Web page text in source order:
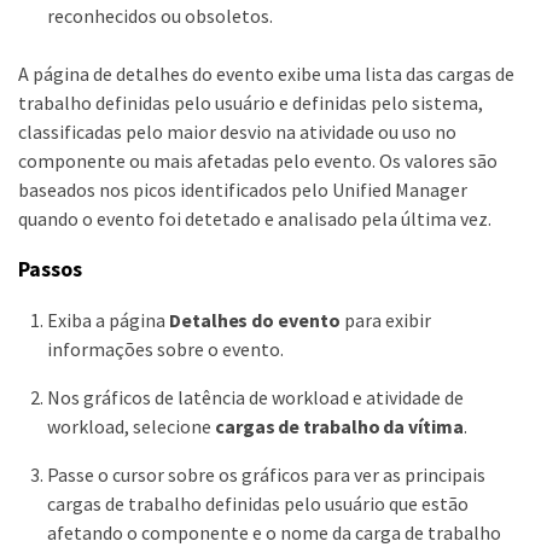
reconhecidos ou obsoletos.
A página de detalhes do evento exibe uma lista das cargas de
trabalho definidas pelo usuário e definidas pelo sistema,
classificadas pelo maior desvio na atividade ou uso no
componente ou mais afetadas pelo evento. Os valores são
baseados nos picos identificados pelo Unified Manager
quando o evento foi detetado e analisado pela última vez.
Passos
Exiba a página Detalhes do evento para exibir
informações sobre o evento.
Nos gráficos de latência de workload e atividade de
workload, selecione cargas de trabalho da vítima.
Passe o cursor sobre os gráficos para ver as principais
cargas de trabalho definidas pelo usuário que estão
afetando o componente e o nome da carga de trabalho